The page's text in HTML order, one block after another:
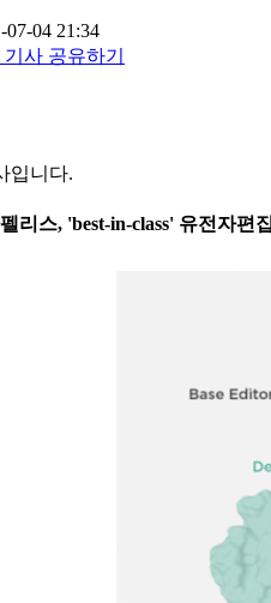
07-04 21:34
사 공유하기
입니다.
리스, 'best-in-class' 유전자